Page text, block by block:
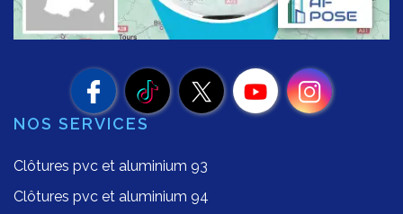
NOS SERVICES
Clôtures pvc et aluminium 93
Clôtures pvc et aluminium 94